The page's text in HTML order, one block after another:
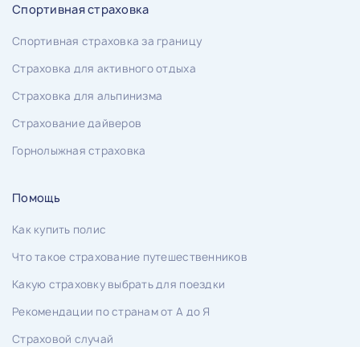
Спортивная страховка
Спортивная страховка за границу
Страховка для активного отдыха
Страховка для альпинизма
Страхование дайверов
Горнолыжная страховка
Помощь
Как купить полис
Что такое страхование путешественников
Какую страховку выбрать для поездки
Рекомендации по странам от А до Я
Страховой случай